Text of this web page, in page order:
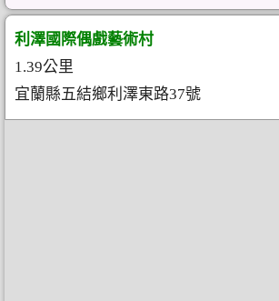
利澤國際偶戲藝術村
1.39公里
宜蘭縣五結鄉利澤東路37號